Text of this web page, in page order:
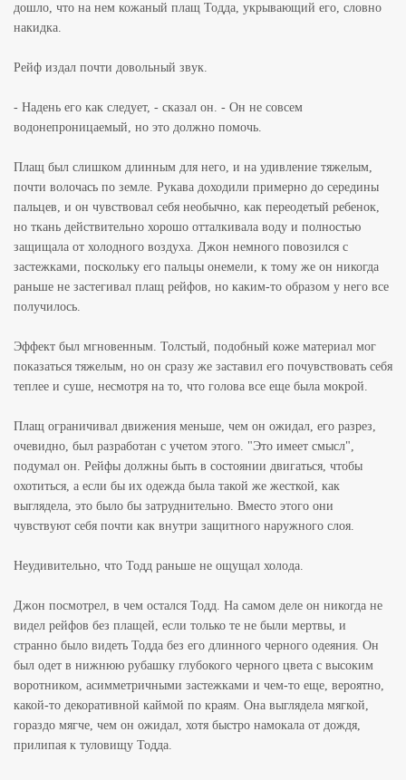
дошло, что на нем кожаный плащ Тодда, укрывающий его, словно
накидка.
Рейф издал почти довольный звук.
- Надень его как следует, - сказал он. - Он не совсем
водонепроницаемый, но это должно помочь.
Плащ был слишком длинным для него, и на удивление тяжелым,
почти волочась по земле. Рукава доходили примерно до середины
пальцев, и он чувствовал себя необычно, как переодетый ребенок,
но ткань действительно хорошо отталкивала воду и полностью
защищала от холодного воздуха. Джон немного повозился с
застежками, поскольку его пальцы онемели, к тому же он никогда
раньше не застегивал плащ рейфов, но каким-то образом у него все
получилось.
Эффект был мгновенным. Толстый, подобный коже материал мог
показаться тяжелым, но он сразу же заставил его почувствовать себя
теплее и суше, несмотря на то, что голова все еще была мокрой.
Плащ ограничивал движения меньше, чем он ожидал, его разрез,
очевидно, был разработан с учетом этого. "Это имеет смысл",
подумал он. Рейфы должны быть в состоянии двигаться, чтобы
охотиться, а если бы их одежда была такой же жесткой, как
выглядела, это было бы затруднительно. Вместо этого они
чувствуют себя почти как внутри защитного наружного слоя.
Неудивительно, что Тодд раньше не ощущал холода.
Джон посмотрел, в чем остался Тодд. На самом деле он никогда не
видел рейфов без плащей, если только те не были мертвы, и
странно было видеть Тодда без его длинного черного одеяния. Он
был одет в нижнюю рубашку глубокого черного цвета с высоким
воротником, асимметричными застежками и чем-то еще, вероятно,
какой-то декоративной каймой по краям. Она выглядела мягкой,
гораздо мягче, чем он ожидал, хотя быстро намокала от дождя,
прилипая к туловищу Тодда.